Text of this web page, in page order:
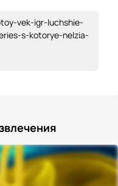
vek-igr-luchshie-
s-kotorye-nelzia-